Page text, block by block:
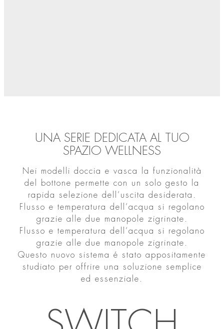
UNA SERIE DEDICATA AL TUO
SPAZIO WELLNESS
Nei modelli doccia e vasca la funzionalità
del bottone permette con un solo gesto la
rapida selezione dell’uscita desiderata.
Flusso e temperatura dell’acqua si regolano
grazie alle due manopole zigrinate.
Flusso e temperatura dell’acqua si regolano
grazie alle due manopole zigrinate.
Questo nuovo sistema é stato appositamente
studiato per offrire una soluzione semplice
ed essenziale.